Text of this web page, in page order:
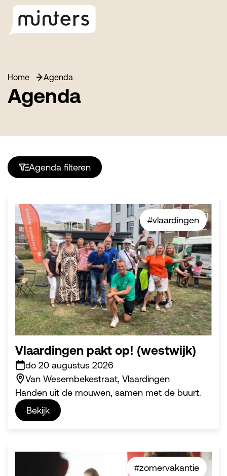
Agenda
Home Agenda
Agenda filteren
Vlaardingen pakt op! (westwijk)
do 20 augustus 2026
Van Wesembekestraat, Vlaardingen
Handen uit de mouwen, samen met de buurt.
Bekijk
#vlaardingen
#zomervakantie